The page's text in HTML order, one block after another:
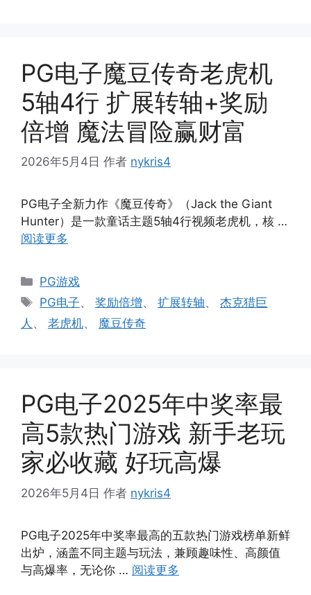
PG电子魔豆传奇老虎机
5轴4行 扩展转轴+奖励
倍增 魔法冒险赢财富
2026年5月4日 作者 nykris4
PG电子全新力作《魔豆传奇》（Jack the Giant
Hunter）是一款童话主题5轴4行视频老虎机，核 …
阅读更多
分
类
PG游戏
标
签
PG电子、奖励倍增、扩展转轴、杰克猎巨
人 、 老虎机、 魔豆传奇
PG电子2025年中奖率最
高5款热门游戏 新手老玩
家必收藏 好玩高爆
2026年5月4日 作者 nykris4
PG电子2025年中奖率最高的五款热门游戏榜单新鲜
出炉，涵盖不同主题与玩法，兼顾趣味性、高颜值
与高爆率，无论你 … 阅读更多